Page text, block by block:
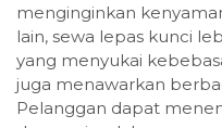
menginginkan
lain, sewa lepas kunci
yang menyukai
juga menawarkan
Pelanggan dapat